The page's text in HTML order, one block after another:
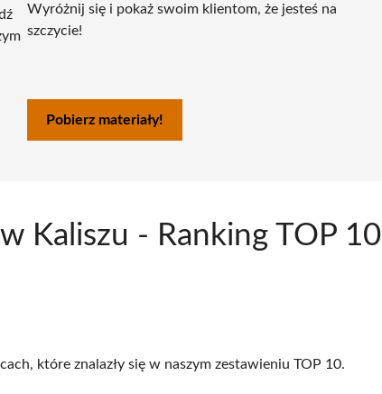
Wyróżnij się i pokaż swoim klientom, że jesteś na
szczycie!
Pobierz materiały!
Kaliszu - Ranking TOP 10
które znalazły się w naszym zestawieniu TOP 10.